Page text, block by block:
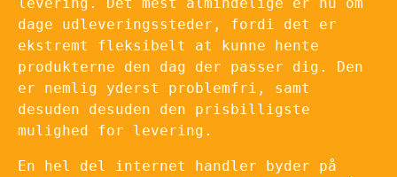
dage udleveringssteder, fordi det er
ekstremt fleksibelt at kunne hente
produkterne den dag der passer dig. Den
er nemlig yderst problemfri, samt
desuden desuden den prisbilligste
mulighed for levering.
En hel del internet handler byder på